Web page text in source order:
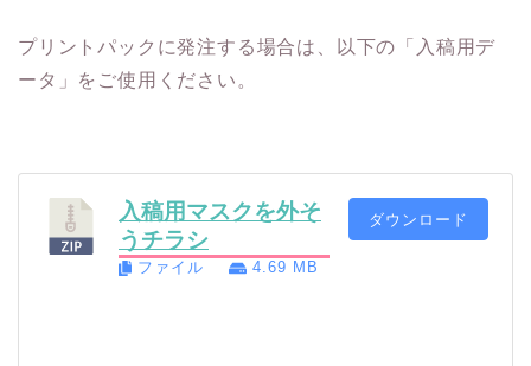
プリントパックに発注する場合は、以下の「入稿用デ
ータ」をご使用ください。
入稿用マスクを外そ
うチラシ
ファイル 4.69 MB
ダウンロード